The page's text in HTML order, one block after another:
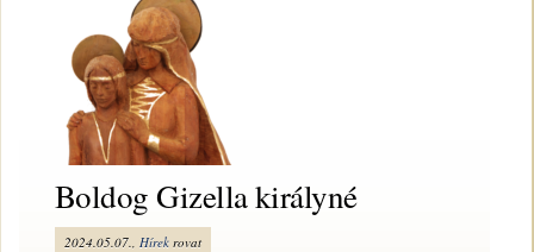
Boldog Gizella királyné
2024.05.07., Hírek rovat